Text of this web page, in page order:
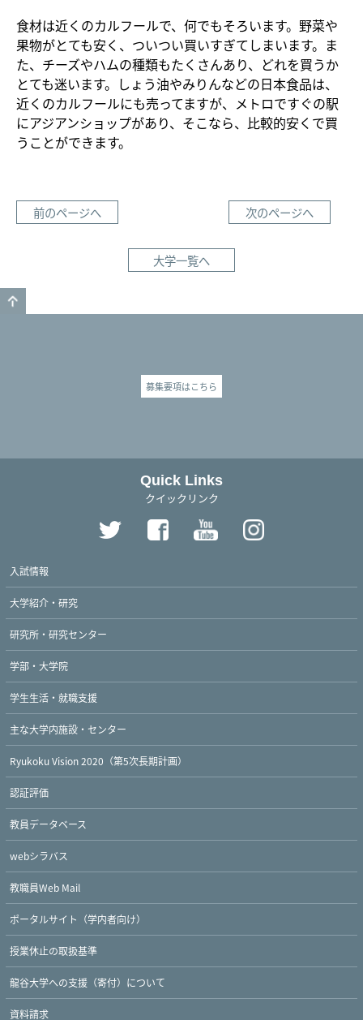
食材は近くのカルフールで、何でもそろいます。野菜や
果物がとても安く、ついつい買いすぎてしまいます。ま
た、チーズやハムの種類もたくさんあり、どれを買うか
とても迷います。しょう油やみりんなどの日本食品は、
近くのカルフールにも売ってますが、メトロですぐの駅
にアジアンショップがあり、そこなら、比較的安くで買
うことができます。
前のページへ 次のページへ
大学一覧へ
募集要項はこちら
Quick Links
クイックリンク
入試情報
大学紹介・研究
研究所・研究センター
学部・大学院
学生生活・就職支援
主な大学内施設・センター
Ryukoku Vision 2020（第5次長期計画）
認証評価
教員データベース
webシラバス
教職員Web Mail
ポータルサイト（学内者向け）
授業休止の取扱基準
龍谷大学への支援（寄付）について
資料請求